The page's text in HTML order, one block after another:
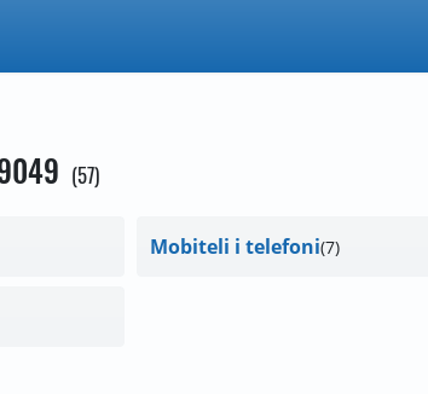
57
Mobiteli i telefoni 7